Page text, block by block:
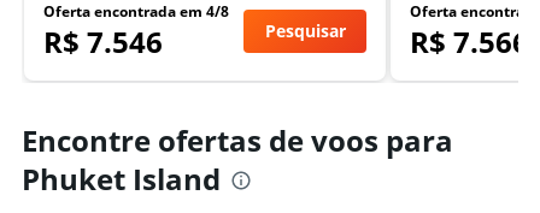
Oferta encontrada em 4/8
R$ 7.546 Pesquisar
Oferta
R$ 7.566
Encontre ofertas de voos para
Phuket Island